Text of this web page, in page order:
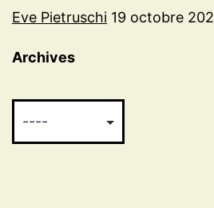
Eve Pietruschi 19 octobre
Archives